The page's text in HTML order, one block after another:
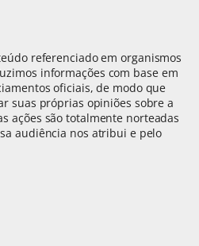
referenciado em organismos
informações com base em
oficiais, de modo que
suas próprias opiniões sobre a
ações são totalmente norteadas
audiência nos atribui e pelo